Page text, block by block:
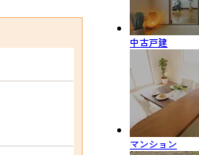
中古戸建
マンション